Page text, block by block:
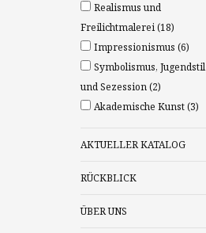
Realismus und
Freilichtmalerei(18)
Impressionismus (6)
Symbolismus, Jugendstil
und Sezession(2)
Akademische Kunst(3)
AKTUELLER KATALOG
RÜCKBLICK
ÜBER UNS